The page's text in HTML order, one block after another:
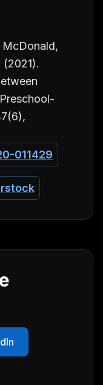
McDonald,
(2021).
(6),
011429